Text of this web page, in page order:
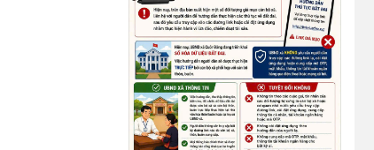
15/05/2026) và kỷ niệm 136
năm ngày sinh Chủ tịch Hồ Chí
Minh (19/05/1890 –
19/05/2026).
(14/05/2026)
Tuyển dụng lao động